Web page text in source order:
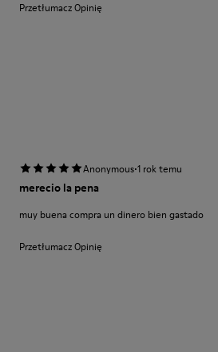
Przetłumacz Opinię
Anonymous·1 rok temu
merecio la pena
muy buena compra un dinero bien gastado
Przetłumacz Opinię